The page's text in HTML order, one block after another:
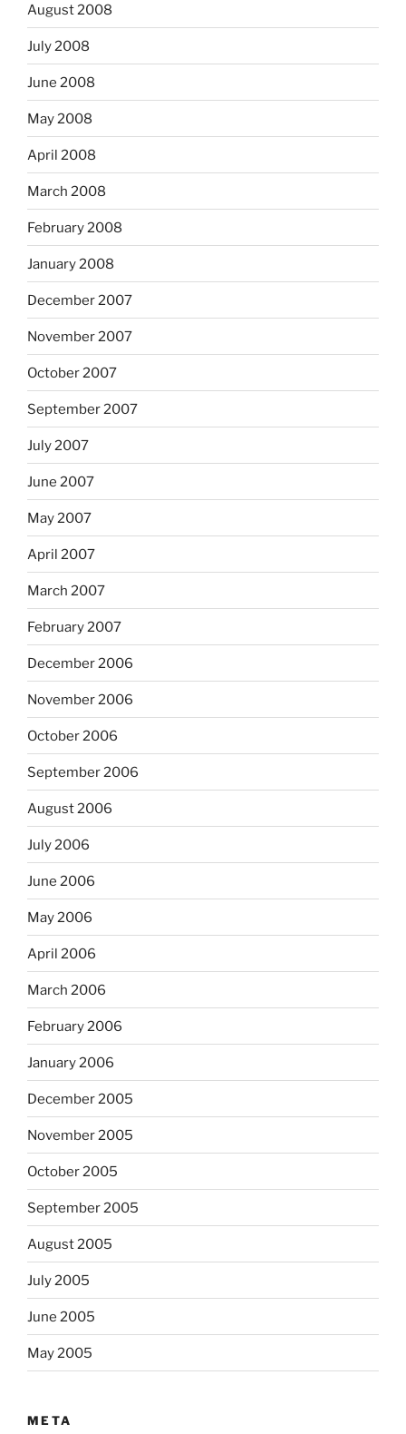
August 2008
July 2008
June 2008
May 2008
April 2008
March 2008
February 2008
January 2008
December 2007
November 2007
October 2007
September 2007
July 2007
June 2007
May 2007
April 2007
March 2007
February 2007
December 2006
November 2006
October 2006
September 2006
August 2006
July 2006
June 2006
May 2006
April 2006
March 2006
February 2006
January 2006
December 2005
November 2005
October 2005
September 2005
August 2005
July 2005
June 2005
May 2005
META